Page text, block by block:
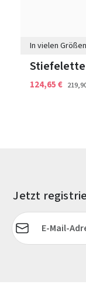
In vielen
124,65 €
Jetzt
E-Mail-Adresse*